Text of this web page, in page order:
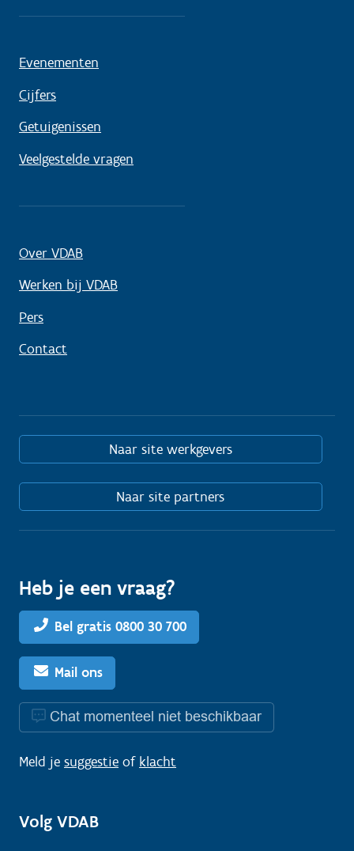
Evenementen
Cijfers
Getuigenissen
Veelgestelde vragen
Over VDAB
Werken bij VDAB
Pers
Contact
Naar site werkgevers
Naar site partners
Heb je een vraag?
Bel gratis 0800 30 700
Mail ons
Chat momenteel niet beschikbaar
Meld je suggestie of klacht
Volg VDAB